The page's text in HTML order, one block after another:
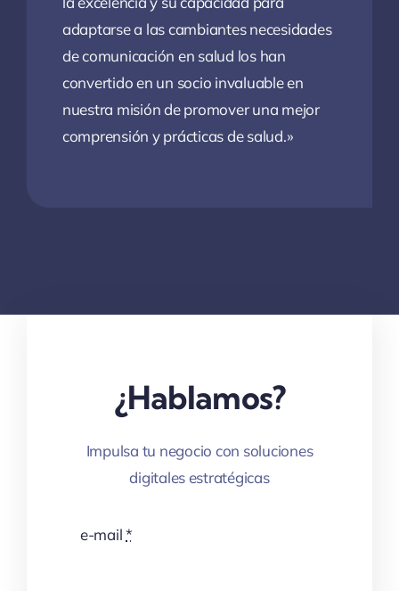
adaptarse a las cambiantes necesidades
de comunicación en salud los han
convertido en un socio invaluable en
nuestra misión de promover una mejor
comprensión y prácticas de salud.»
¿Hablamos?
Impulsa tu negocio con soluciones
digitales estratégicas
e-mail*